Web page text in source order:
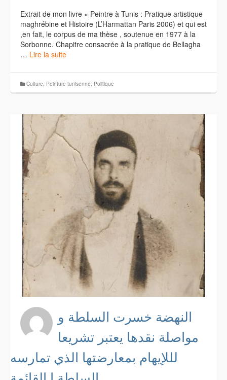
Extrait de mon livre « Peintre à Tunis : Pratique artistique
maghrébine et Histoire (L’Harmattan Paris 2006) et qui est
,en fait, le corpus de ma thèse , soutenue en 1977 à la
Sorbonne. Chapitre consacrée à la pratique de Bellagha
… Lire la suite
Culture, Peinture tunisenne, Politique
النهضة خسرت السلطة و
مواصلة نقدها يعتبر تشريعا
لللإيهام بمعارضتها الذي تمارسه